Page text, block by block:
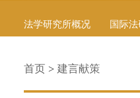
法学研究所概况 国际
首页 > 建言献策